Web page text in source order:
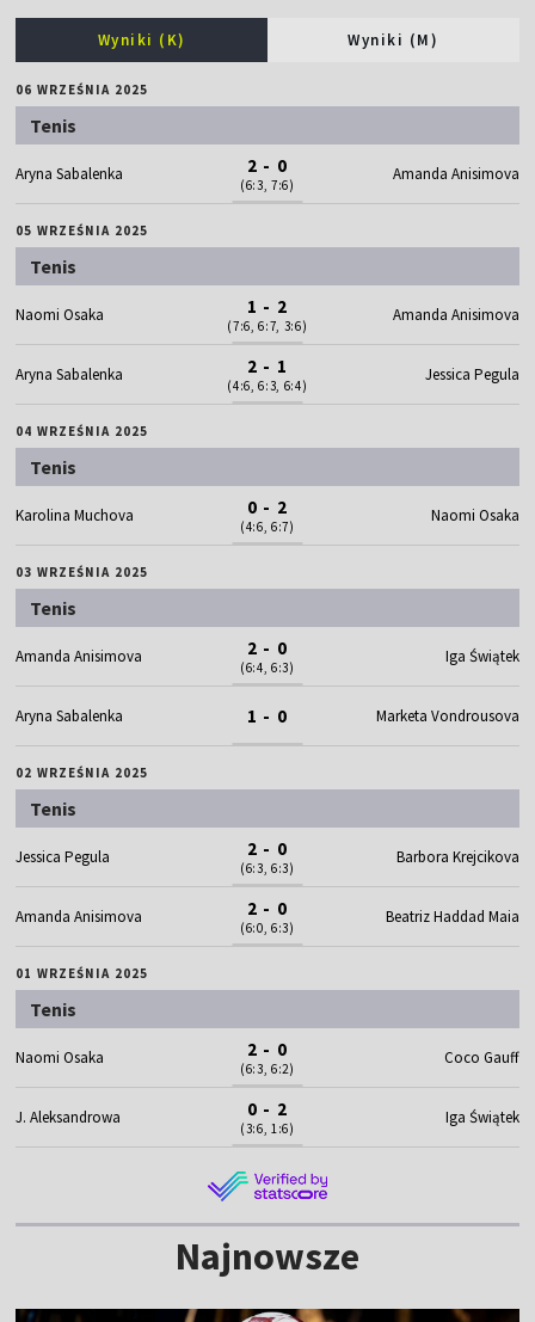
Wyniki (K) Wyniki (M)
06 WRZEŚNIA 2025
Tenis
Aryna Sabalenka 2 - 0
(6:3, 7:6)
Amanda Anisimova
05 WRZEŚNIA 2025
Tenis
Naomi Osaka 1 - 2
(7:6, 6:7, 3:6)
Amanda Anisimova
Aryna Sabalenka 2 - 1
(4:6, 6:3, 6:4)
Jessica Pegula
04 WRZEŚNIA 2025
Tenis
Karolina Muchova 0 - 2
(4:6, 6:7)
Naomi Osaka
03 WRZEŚNIA 2025
Tenis
Amanda Anisimova 2 - 0
(6:4, 6:3)
Iga Świątek
Aryna Sabalenka 1 - 0 Marketa Vondrousova
02 WRZEŚNIA 2025
Tenis
Jessica Pegula 2 - 0
(6:3, 6:3)
Barbora Krejcikova
Amanda Anisimova 2 - 0
(6:0, 6:3)
Beatriz Haddad Maia
01 WRZEŚNIA 2025
Tenis
Naomi Osaka 2 - 0
(6:3, 6:2)
Coco Gauff
J. Aleksandrowa 0 - 2
(3:6, 1:6)
Iga Świątek
Najnowsze